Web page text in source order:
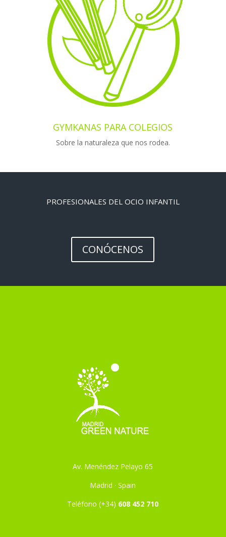
GYMKANAS PARA COLEGIOS
Sobre la naturaleza que nos rodea.
PROFESIONALES DEL OCIO INFANTIL
CONÓCENOS
Av. Menéndez Pelayo 65
Madrid · Spain
Teléfono (+34) 608 452 710